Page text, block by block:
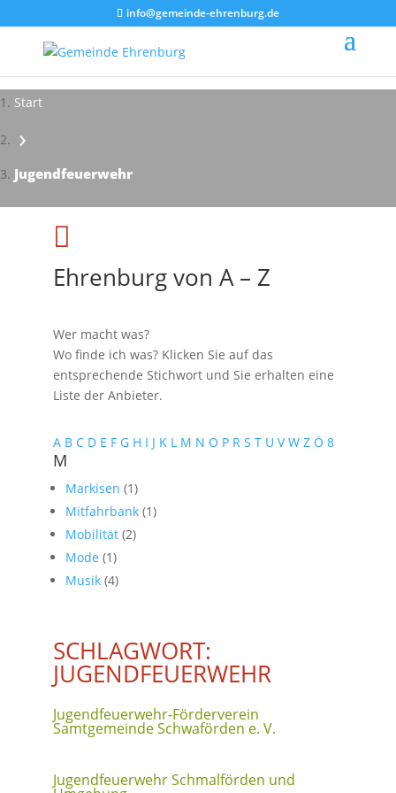
info@gemeinde-ehrenburg.de
Start
›
Jugendfeuerwehr
Impressionen - Mareike Kranz

Ehrenburg von A – Z
Wer macht was?
Wo finde ich was? Klicken Sie auf das
entsprechende Stichwort und Sie erhalten eine
Liste der Anbieter.
A B C D E F G H I J K L M N O P R S T U V W Z Ö 8
M
Markisen (1)
Mitfahrbank (1)
Mobilität (2)
Mode (1)
Musik (4)
SCHLAGWORT:
JUGENDFEUERWEHR
Jugendfeuerwehr-Förderverein
Samtgemeinde Schwaförden e. V.
Jugendfeuerwehr Schmalförden und